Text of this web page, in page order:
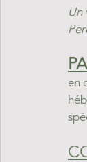
Un
en